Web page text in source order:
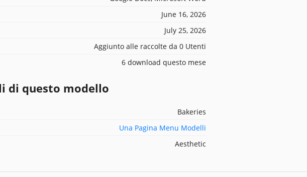
June 16, 2026
July 25, 2026
Aggiunto alle raccolte da 0 Utenti
6 download questo mese
di questo modello
Bakeries
Una Pagina Menu Modelli
Aesthetic